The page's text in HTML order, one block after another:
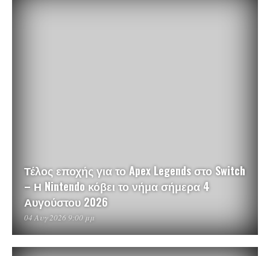
Τέλος εποχής για το Apex Legends στο Switch
– Η Nintendo κόβει το νήμα σήμερα 4
Αυγούστου 2026
04 Αυγ 2026 9:00 μμ